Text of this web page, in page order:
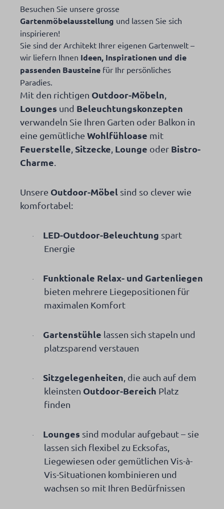
Besuchen Sie unsere grosse
Gartenmöbelausstellung und lassen Sie sich
inspirieren!
Sie sind der Architekt Ihrer eigenen Gartenwelt –
wir liefern Ihnen Ideen, Inspirationen und die
passenden Bausteine für Ihr persönliches
Paradies.
Mit den richtigen Outdoor-Möbeln
Lounges und Beleuchtungskonzepten
verwandeln Sie Ihren Garten oder Balkon in
eine gemütliche Wohlfühloase mit
Feuerstelle Sitzecke Lounge oder Bistro-
Charme
Unsere Outdoor-Möbel sind so clever wie
komfortabel:
· LED-Outdoor-Beleuchtung spart
Energie
· Funktionale Relax- und Gartenliegen
bieten mehrere Liegepositionen für
maximalen Komfort
· Gartenstühle lassen sich stapeln und
platzsparend verstauen
· Sitzgelegenheiten , die auch auf dem
kleinsten Outdoor-Bereich Platz
finden
· Lounges sind modular aufgebaut – sie
lassen sich flexibel zu Ecksofas,
Liegewiesen oder gemütlichen Vis-à-
Vis-Situationen kombinieren und
wachsen so mit Ihren Bedürfnissen